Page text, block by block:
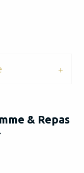
& Repas